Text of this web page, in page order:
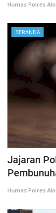
Humas Polres
BERANDA
Jajaran
Humas Polres